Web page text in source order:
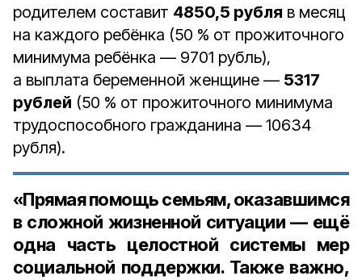
родителем составит 4850,5 рубля в месяц
на каждого ребёнка (50 % от прожиточного
минимума ребёнка — 9701 рубль),
а выплата беременной женщине — 5317
рублей (50 % от прожиточного минимума
трудоспособного гражданина — 10634
рубля).
«Прямая помощь семьям, оказавшимся
в сложной жизненной ситуации — ещё
одна часть целостной системы мер
социальной поддержки. Также важно,